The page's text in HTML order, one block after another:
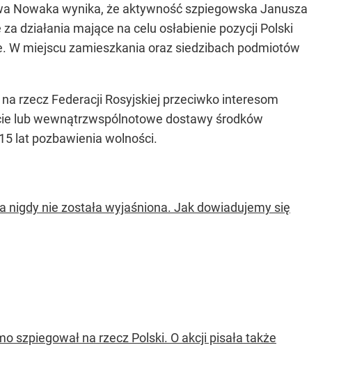
Nowaka wynika, że aktywność szpiegowska Janusza
działania mające na celu osłabienie pozycji Polski
W miejscu zamieszkania oraz siedzibach podmiotów
rzecz Federacji Rosyjskiej przeciwko interesom
lub wewnątrzwspólnotowe dostawy środków
lat pozbawienia wolności.
nie została wyjaśniona. Jak dowiadujemy się
szpiegował na rzecz Polski. O akcji pisała także